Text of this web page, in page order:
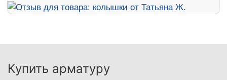
Купить арматуру